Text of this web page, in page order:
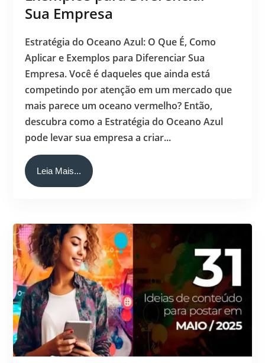
Sua Empresa
Estratégia do Oceano Azul: O Que É, Como
Aplicar e Exemplos para Diferenciar Sua
Empresa. Você é daqueles que ainda está
competindo por atenção em um mercado que
mais parece um oceano vermelho? Então,
descubra como a Estratégia do Oceano Azul
pode levar sua empresa a criar...
Leia Mais...